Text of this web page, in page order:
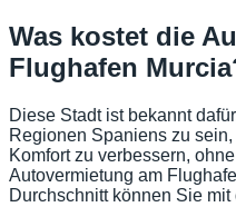
Was kostet die
Flughafen
Diese Stadt ist bekannt
Regionen Spaniens zu
Komfort zu verbessern,
Autovermietung am
Durchschnitt können Sie